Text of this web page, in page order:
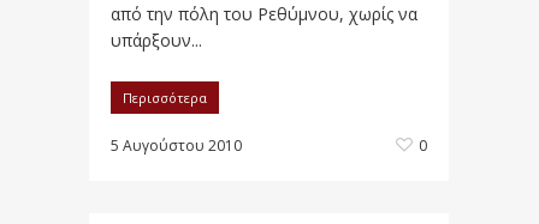
από την πόλη του Ρεθύμνου, χωρίς να
υπάρξουν...
Περισσότερα
5 Αυγούστου 2010 0